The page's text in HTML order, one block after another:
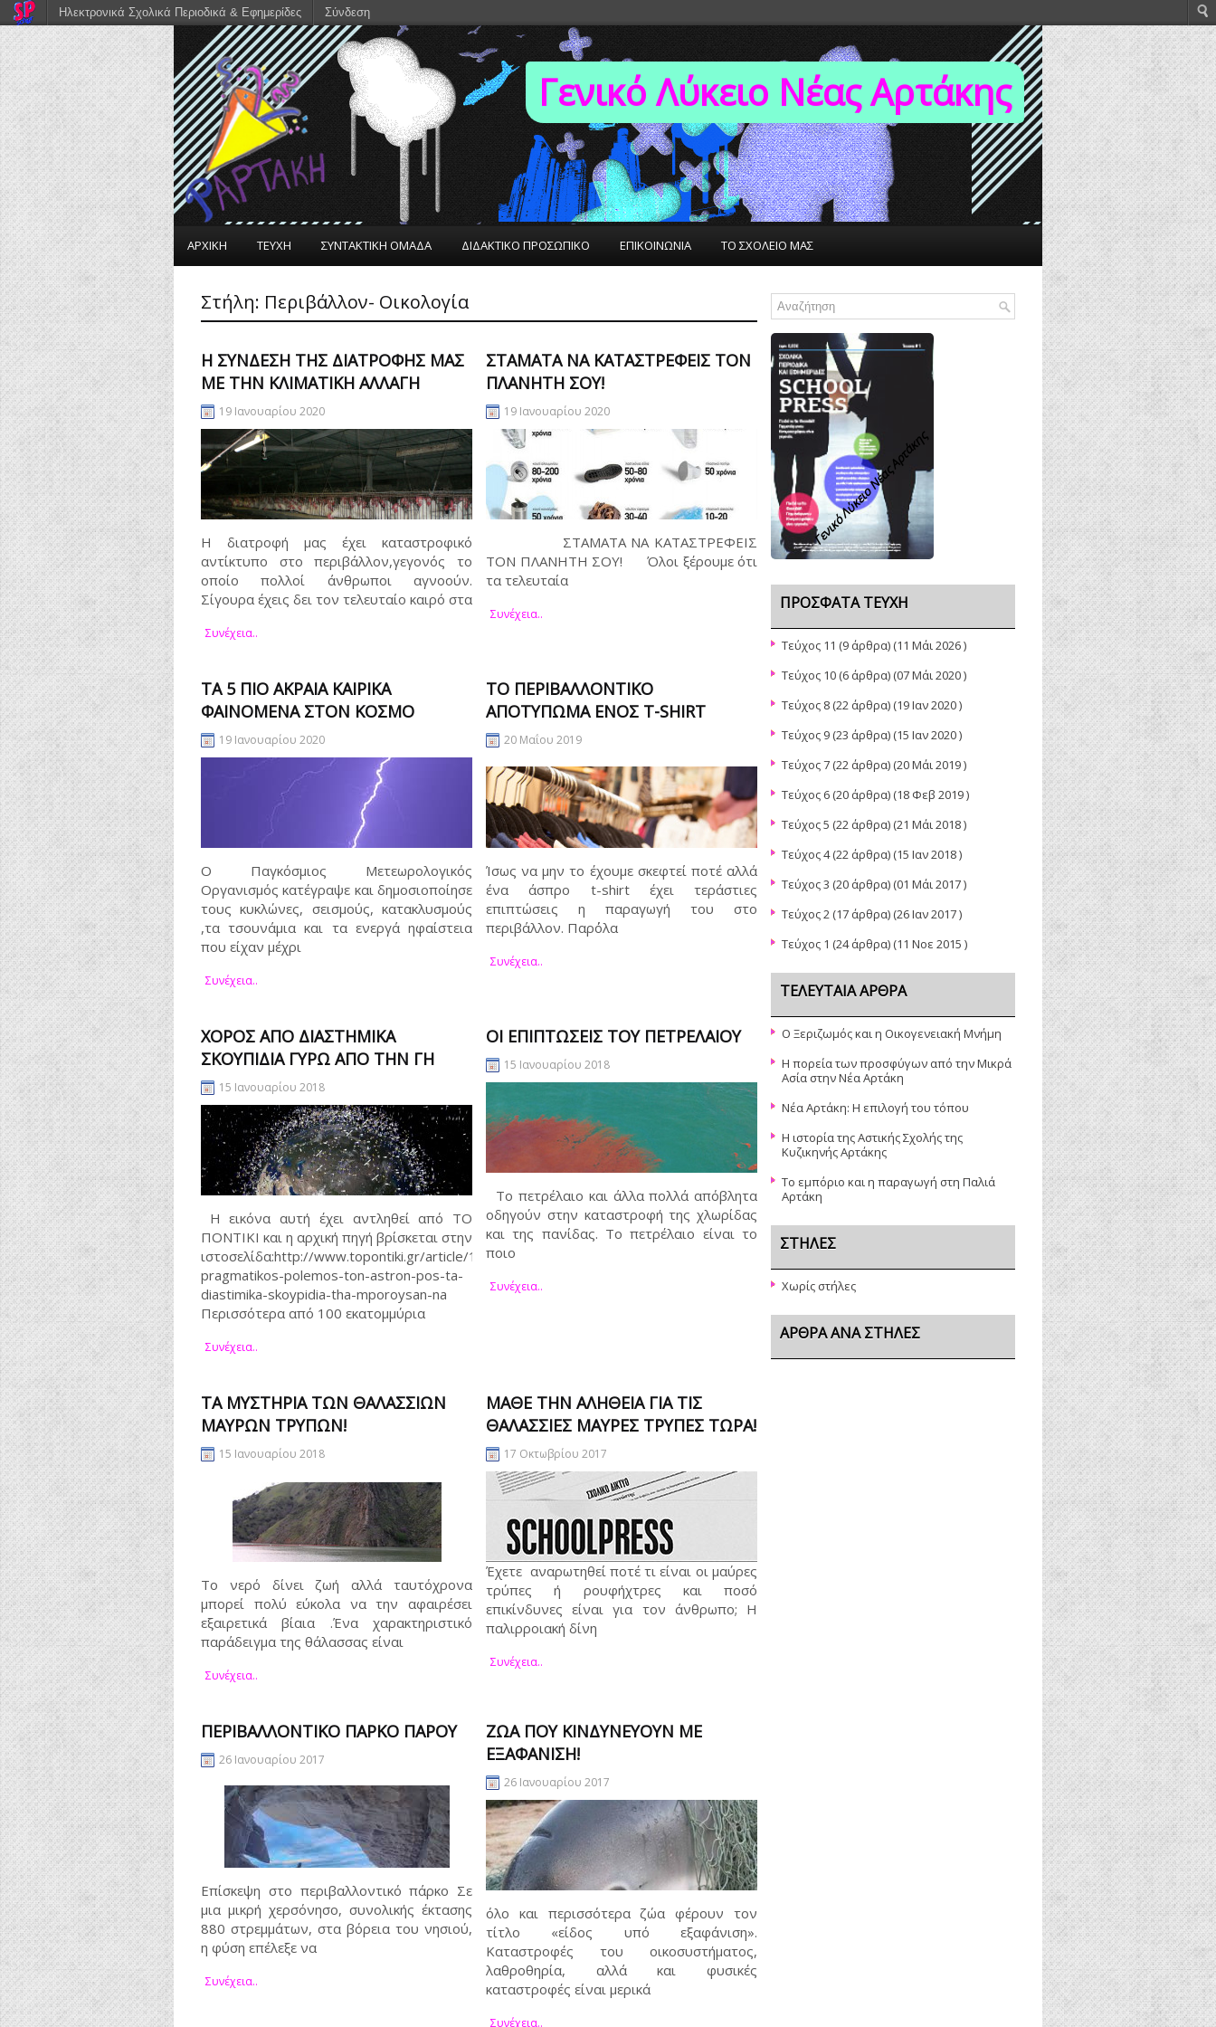
Γενικό Λύκειο Νέας Αρτάκης
ΑΡΧΙΚΗ ΤΕΥΧΗ ΣΥΝΤΑΚΤΙΚΗ ΟΜΑΔΑ ΔΙΔΑΚΤΙΚΟ ΠΡΟΣΩΠΙΚΟ ΕΠΙΚΟΙΝΩΝΙΑ ΤΟ ΣΧΟΛΕΙΟ ΜΑΣ
Στήλη: Περιβάλλον- Οικολογία
Η ΣΎΝΔΕΣΗ ΤΗΣ ΔΙΑΤΡΟΦΉΣ ΜΑΣ
ΜΕ ΤΗΝ ΚΛΙΜΑΤΙΚΉ ΑΛΛΑΓΉ
19 Ιανουαρίου 2020
Η διατροφή μας έχει καταστροφικό
αντίκτυπο στο περιβάλλον,γεγονός το
οποίο πολλοί άνθρωποι αγνοούν.
Σίγουρα έχεις δει τον τελευταίο καιρό στα
Συνέχεια..
ΣΤΑΜΆΤΑ ΝΑ ΚΑΤΑΣΤΡΈΦΕΙΣ ΤΟΝ
ΠΛΑΝΉΤΗ ΣΟΥ!
19 Ιανουαρίου 2020
ΣΤΑΜΑΤΑ ΝΑ ΚΑΤΑΣΤΡΕΦΕΙΣ
ΤΟΝ ΠΛΑΝΗΤΗ ΣΟΥ! Όλοι ξέρουμε ότι
τα τελευταία
Συνέχεια..
ΤΑ 5 ΠΙΟ ΑΚΡΑΊΑ ΚΑΙΡΙΚΆ
ΦΑΙΝΌΜΕΝΑ ΣΤΟΝ ΚΌΣΜΟ
19 Ιανουαρίου 2020
Ο Παγκόσμιος Μετεωρολογικός
Οργανισμός κατέγραψε και δημοσιοποίησε
τους κυκλώνες, σεισμούς, κατακλυσμούς
,τα τσουνάμια και τα ενεργά ηφαίστεια
που είχαν μέχρι
Συνέχεια..
ΤΟ ΠΕΡΙΒΑΛΛΟΝΤΙΚΌ
ΑΠΟΤΎΠΩΜΑ ΕΝΌΣ T-SHIRT
20 Μαΐου 2019
Ίσως να μην το έχουμε σκεφτεί ποτέ αλλά
ένα άσπρο t-shirt έχει τεράστιες
επιπτώσεις η παραγωγή του στο
περιβάλλον. Παρ΄όλα
Συνέχεια..
ΧΟΡΌΣ ΑΠΌ ΔΙΑΣΤΗΜΙΚΆ
ΣΚΟΥΠΊΔΙΑ ΓΎΡΩ ΑΠΌ ΤΗΝ ΓΗ
15 Ιανουαρίου 2018
Η εικόνα αυτή έχει αντληθεί από ΤΟ
ΠΟΝΤΙΚΙ και η αρχική πηγή βρίσκεται στην
ιστοσελίδα:http://www.topontiki.gr/article/157374/erhetai-
pragmatikos-polemos-ton-astron-pos-ta-
diastimika-skoypidia-tha-mporoysan-na
Περισσότερα από 100 εκατομμύρια
Συνέχεια..
ΟΙ ΕΠΙΠΤΏΣΕΙΣ ΤΟΥ ΠΕΤΡΕΛΑΊΟΥ
15 Ιανουαρίου 2018
Το πετρέλαιο και άλλα πολλά απόβλητα
οδηγούν στην καταστροφή της χλωρίδας
και της πανίδας. Το πετρέλαιο είναι το
ποιο
Συνέχεια..
ΤΑ ΜΥΣΤΉΡΙΑ ΤΩΝ ΘΑΛΆΣΣΙΩΝ
ΜΑΎΡΩΝ ΤΡΥΠΏΝ!
15 Ιανουαρίου 2018
Το νερό δίνει ζωή αλλά ταυτόχρονα
μπορεί πολύ εύκολα να την αφαιρέσει
εξαιρετικά βίαια .Ένα χαρακτηριστικό
παράδειγμα της θάλασσας είναι
Συνέχεια..
ΜΆΘΕ ΤΗΝ ΑΛΉΘΕΙΑ ΓΙΑ ΤΙΣ
ΘΑΛΆΣΣΙΕΣ ΜΑΎΡΕΣ ΤΡΎΠΕΣ ΤΩΡΑ!
17 Οκτωβρίου 2017
Έχετε αναρωτηθεί ποτέ τι είναι οι μαύρες
τρύπες ή ρουφήχτρες και ποσό
επικίνδυνες είναι για τον άνθρωπο; Η
παλιρροιακή δίνη
Συνέχεια..
ΠΕΡΙΒΑΛΛΟΝΤΙΚΌ ΠΆΡΚΟ ΠΆΡΟΥ
26 Ιανουαρίου 2017
Επίσκεψη στο περιβαλλοντικό πάρκο Σε
μια μικρή χερσόνησο, συνολικής έκτασης
880 στρεμμάτων, στα βόρεια του νησιού,
η φύση επέλεξε να
Συνέχεια..
ΖΏΑ ΠΟΥ ΚΙΝΔΥΝΕΎΟΥΝ ΜΕ
ΕΞΑΦΆΝΙΣΗ!
26 Ιανουαρίου 2017
όλο και περισσότερα ζώα φέρουν τον
τίτλο «είδος υπό εξαφάνιση».
Καταστροφές του οικοσυστήματος,
λαθροθηρία, αλλά και φυσικές
καταστροφές είναι μερικά
Συνέχεια..
Γενικό Λύκειο Νέας Αρτάκης
ΠΡΌΣΦΑΤΑ ΤΕΎΧΗ
Τεύχος 11 (9 άρθρα) (11 Μάι 2026 )
Τεύχος 10 (6 άρθρα) (07 Μάι 2020 )
Τεύχος 8 (22 άρθρα) (19 Ιαν 2020 )
Τεύχος 9 (23 άρθρα) (15 Ιαν 2020 )
Τεύχος 7 (22 άρθρα) (20 Μάι 2019 )
Τεύχος 6 (20 άρθρα) (18 Φεβ 2019 )
Τεύχος 5 (22 άρθρα) (21 Μάι 2018 )
Τεύχος 4(22 άρθρα) (15 Ιαν 2018 )
Τεύχος 3 (20 άρθρα) (01 Μάι 2017 )
Τεύχος 2 (17 άρθρα) (26 Ιαν 2017 )
Τεύχος 1 (24 άρθρα) (11 Νοε 2015 )
ΤΕΛΕΥΤΑΊΑ ΆΡΘΡΑ
Ο Ξεριζωμός και η Οικογενειακή Μνήμη
Η πορεία των προσφύγων από την Μικρά
Ασία στην Νέα Αρτάκη
Νέα Αρτάκη: Η επιλογή του τόπου
Η ιστορία της Αστικής Σχολής της
Κυζικηνής Αρτάκης
Το εμπόριο και η παραγωγή στη Παλιά
Αρτάκη
ΣΤΉΛΕΣ
Χωρίς στήλες
ΆΡΘΡΑ ΑΝΆ ΣΤΉΛΕΣ
Ηλεκτρονικά Σχολικά Περιοδικά & Εφημερίδες Σύνδεση